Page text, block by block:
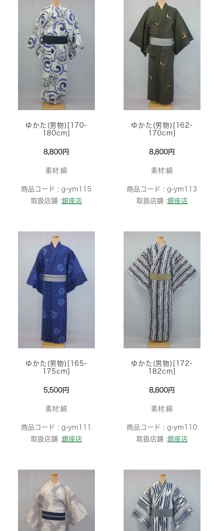
ゆかた(男物)[170-
180cm]
8,800円
素材:綿
商品コード : g-ym115
取扱店舗 :銀座店
ゆかた(男物)[162-
170cm]
8,800円
素材:綿
商品コード : g-ym113
取扱店舗 :銀座店
ゆかた(男物)[165-
175cm]
5,500円
素材:綿
商品コード : g-ym111
取扱店舗 :銀座店
ゆかた(男物)[172-
182cm]
8,800円
素材:綿
商品コード : g-ym110
取扱店舗 :銀座店